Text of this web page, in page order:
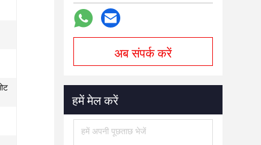
अब संपर्क करें
हमें मेल करें